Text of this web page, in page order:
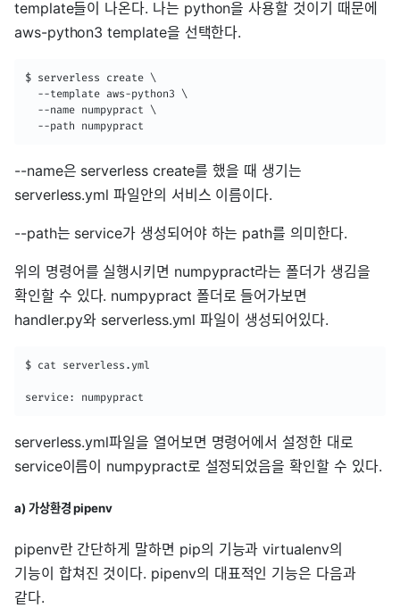
template들이 나온다. 나는 python을 사용할 것이기 때문에
aws-python3 template을 선택한다.
$ serverless create \
  --template aws-python3 \
  --name numpypract \
  --path numpypract
--name은 serverless create를 했을 때 생기는
serverless.yml 파일안의 서비스 이름이다.
--path는 service가 생성되어야 하는 path를 의미한다.
위의 명령어를 실행시키면 numpypract라는 폴더가 생김을
확인할 수 있다. numpypract 폴더로 들어가보면
handler.py와 serverless.yml 파일이 생성되어있다.
$ cat serverless.yml
service: numpypract
serverless.yml파일을 열어보면 명령어에서 설정한 대로
service이름이 numpypract로 설정되었음을 확인할 수 있다.
a) 가상환경 pipenv
pipenv란 간단하게 말하면 pip의 기능과 virtualenv의
기능이 합쳐진 것이다. pipenv의 대표적인 기능은 다음과
같다.